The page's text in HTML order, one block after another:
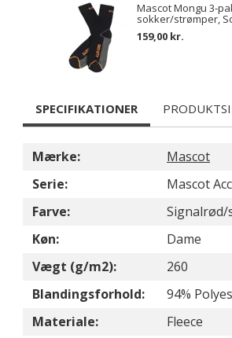
Mascot Mongu 3-
sokker/strømper,
159,00 kr.
SPECIFIKATIONER
Mærke:
Mascot
Serie:
Mascot
Farve:
Køn:
Dame
Vægt (g/m2):
260
Blandingsforhold:
94%
Materiale:
Fleece